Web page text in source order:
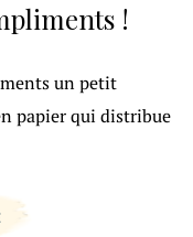
!
un petit
papier qui distribue